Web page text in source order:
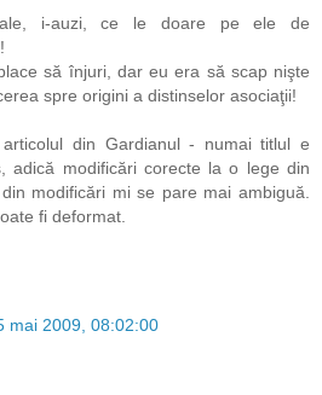
i-auzi, ce le doare pe ele de
să înjuri, dar eu era să scap nişte
spre origini a distinselor asociaţii!
din Gardianul - numai titlul e
adică modificări corecte la o lege din
modificări mi se pare mai ambiguă.
fi deformat.
mai 2009, 08:02:00